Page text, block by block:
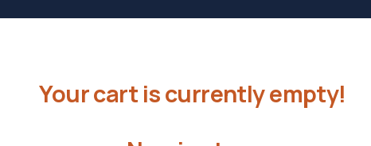
Your cart is currently empty!